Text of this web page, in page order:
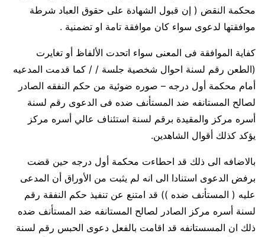
محكمة النقض ( إن قبول الشهادة على حقوق العباد شرطة
موافقتها لدعوى سواء كان موافقة تامة او تضمنية .
كفاية الموافقة فى المعنى سواء اتحدت الألفاظ أو تغايرت
(الطعن رقم لسنة احوال شخصية جلسة / / كما قدمت المدعيه
أمام محكمة أول درجه – صوره ضوئية من حكم النفقه الصادر
لصالح المستانفه ضد المستأنف ضده فى الدعوى رقم لسنة
أسره مركز والمقيدة برقم لسنة استئناف عالي أسره مركز
يؤكد كذلك أقوال الشاهدين.
بالاضافه الى ذلك قد احطاءت محكمة أول درجه حين قضت
برفض الدعوى استنادا الى انه لم يثبت من الأوراق أن المدعى
عليه ( المستأنف ضده )) قد امتنع عن تنفيذ حكم النفقة رقم
لسنة أسره مركز الصادر لصالح المستانفه ضد المستأنف ضده
ذلك ان المسستانفه قد اقامت بالفعل دعوى الحبس رقم لسنة